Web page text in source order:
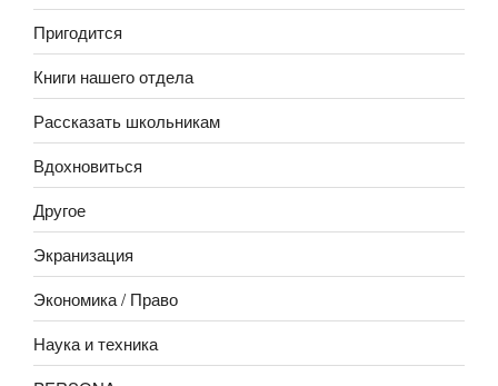
Пригодится
Книги нашего отдела
Рассказать школьникам
Вдохновиться
Другое
Экранизация
Экономика / Право
Наука и техника